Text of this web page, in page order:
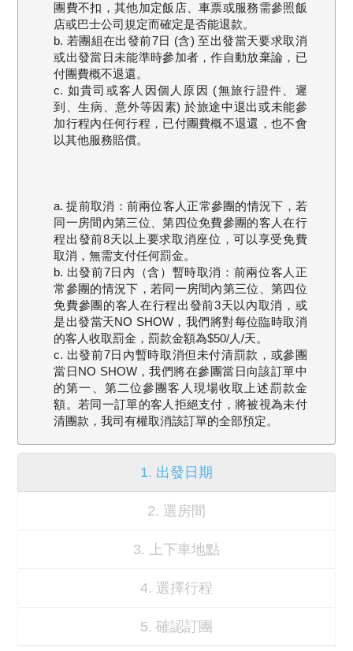
團費不扣，其他加定飯店、車票或服務需參照飯
店或巴士公司規定而確定是否能退款。
b. 若團組在出發前7日 (含) 至出發當天要求取消
或出發當日未能準時參加者，作自動放棄論，已
付團費概不退還。
c. 如貴司或客人因個人原因 (無旅行證件、遲
到、生病、意外等因素) 於旅途中退出或未能參
加行程內任何行程，已付團費概不退還，也不會
以其他服務賠償。
a. 提前取消：前兩位客人正常參團的情況下，若
同一房間內第三位、第四位免費參團的客人在行
程出發前8天以上要求取消座位，可以享受免費
取消，無需支付任何罰金。
b. 出發前7日內（含）暫時取消：前兩位客人正
常參團的情況下，若同一房間內第三位、第四位
免費參團的客人在行程出發前3天以內取消，或
是出發當天NO SHOW，我們將對每位臨時取消
的客人收取罰金，罰款金額為$50/人/天。
c. 出發前7日內暫時取消但未付清罰款，或參團
當日NO SHOW，我們將在參團當日向該訂單中
的第一、第二位參團客人現場收取上述罰款金
額。若同一訂單的客人拒絕支付，將被視為未付
清團款，我司有權取消該訂單的全部預定。
1. 出發日期
2. 選房間
3. 上下車地點
4. 選擇行程
5. 確認訂團